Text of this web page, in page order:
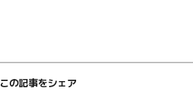
この記事をシェア